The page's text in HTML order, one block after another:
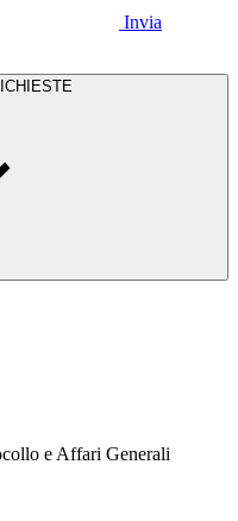
Invia
e Affari Generali